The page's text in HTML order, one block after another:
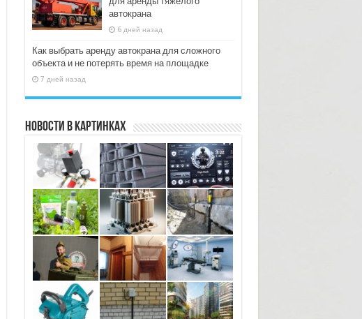
автокрана
6 дней назад
Как выбрать аренду автокрана для сложного
объекта и не потерять время на площадке
7 дней назад
Новости в картинках